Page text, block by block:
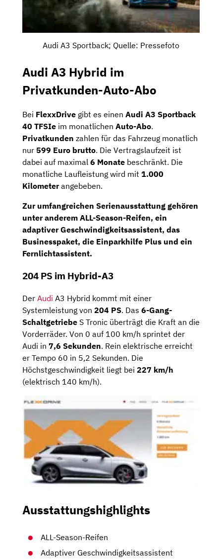
Audi A3 Sportback; Quelle: Pressefoto
Audi A3 Hybrid im
Privatkunden-Auto-Abo
Bei FlexxDrive gibt es einen Audi A3 Sportback
40 TFSIe im monatlichen Auto-Abo.
Privatkunden zahlen für das Fahrzeug monatlich
nur 599 Euro brutto. Die Vertragslaufzeit ist
dabei auf maximal 6 Monate beschränkt. Die
monatliche Laufleistung wird mit 1.000
Kilometerangebeben.
Zur umfangreichen Serienausstattung gehören
unter anderem ALL-Season-Reifen, ein
adaptiver Geschwindigkeitsassistent, das
Businesspaket, die Einparkhilfe Plus und ein
Fernlichtassistent.
204 PS im Hybrid-A3
Der Audi A3 Hybrid kommt mit einer
Systemleistung von 204 PS. Das 6-Gang-
Schaltgetriebe S Tronic überträgt die Kraft an die
Vorderräder. Von 0 auf 100 km/h sprintet der
Audi in 7,6 Sekunden. Rein elektrische erreicht
er Tempo 60 in 5,2 Sekunden. Die
Höchstgeschwindigkeit liegt bei 227 km/h
(elektrisch 140 km/h).
Ausstattungshighlights
ALL-Season-Reifen
Adaptiver Geschwindigkeitsassistent